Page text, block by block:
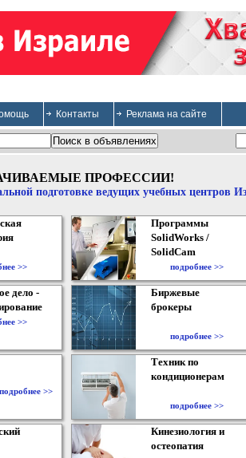
Контакты Реклама на сайте
ПРОФЕССИИ!
подготовке ведущих учебных центров
>>
Программы
SolidWorks /
SolidCam
подробнее >>
дело -
>>
Биржевые
брокеры
подробнее >>
подробнее >>
Техник по
кондиционерам
подробнее >>
Кинезиология и
остеопатия